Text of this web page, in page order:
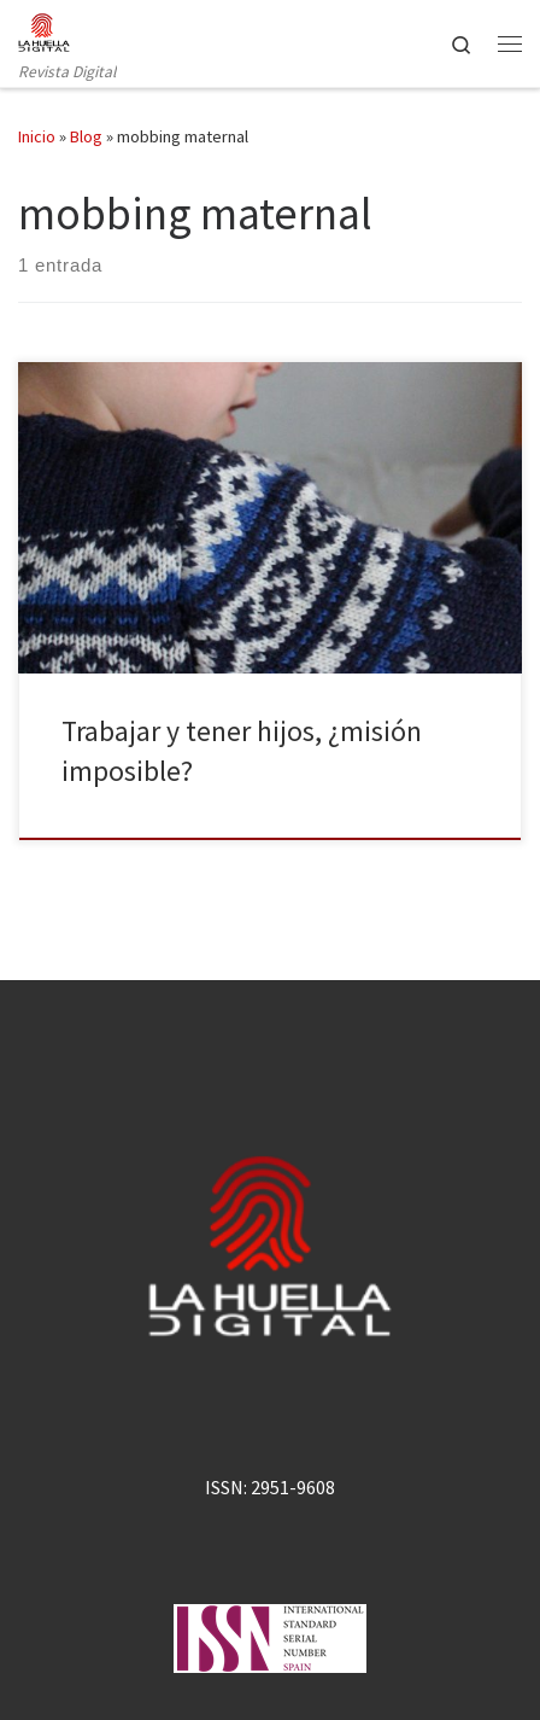
Saltar al contenido
Revista Digital
Search
Inicio »Blog »mobbing maternal
mobbing maternal
1 entrada
El número de mujeres que decide incorporarse al mercado
laboral ha ido aumentando paulatinamente. Sin embargo, las
nuevas generaciones también quieren formar una familia, pero sin
que esto implique tener que dejar su trabajo. Son muchas las
trabas que las jóvenes de hoy en día encuentran a la hora de […]
Trabajar y tener hijos, ¿misión
imposible?
ISSN: 2951-9608